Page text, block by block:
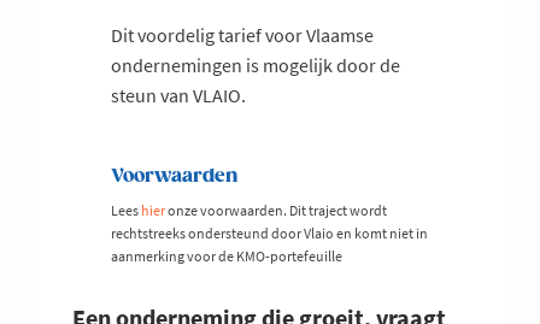
Een onderneming die groeit, vraagt
Dit voordelig tarief voor Vlaamse
ondernemingen is mogelijk door de
steun van VLAIO.
Voorwaarden
Lees hieronze voorwaarden. Dit traject wordt
rechtstreeks ondersteund door Vlaio en komt niet in
aanmerking voor de KMO-portefeuille